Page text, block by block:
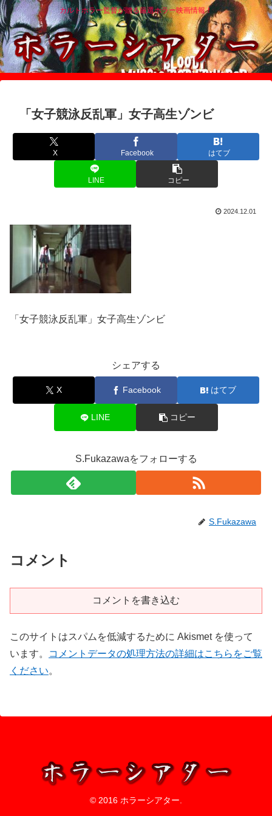
カルトホラー監督が贈る厳選ホラー映画情報！
「女子競泳反乱軍」女子高生ゾンビ
X Facebook はてブ
LINE コピー
2024.12.01
「女子競泳反乱軍」女子高生ゾンビ
シェアする
X Facebook はてブ
LINE コピー
S.Fukazawaをフォローする
S.Fukazawa
コメント
コメントを書き込む
このサイトはスパムを低減するために Akismet を使って
います。
コメントデータの処理方法の詳細はこちらをご覧
ください。
© 2016 ホラーシアター.